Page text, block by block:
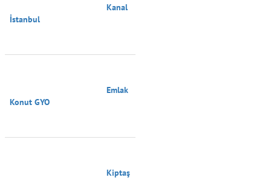
İstanbul
Konut GYO